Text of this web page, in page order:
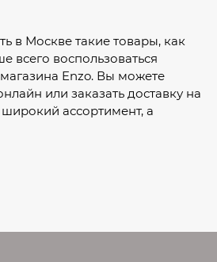
в Москве такие товары, как
всего воспользоваться
Enzo. Вы можете
или заказать доставку на
ассортимент, а
помогут Вам сделать
затратами времени.